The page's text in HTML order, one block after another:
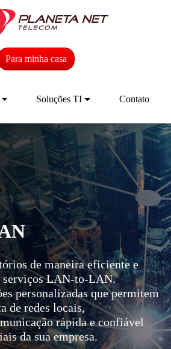
Para minha casa
Soluções TI Contato
de maneira eficiente e
serviços LAN-to-LAN.
personalizadas que permitem
de redes locais,
rápida e confiável
da sua empresa.